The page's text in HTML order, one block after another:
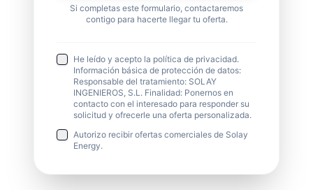
Si completas este formulario, contactaremos
contigo para hacerte llegar tu oferta.
He leído y acepto la política de privacidad.
Información básica de protección de datos:
Responsable del tratamiento: SOLAY
INGENIEROS, S.L. Finalidad: Ponernos en
contacto con el interesado para responder su
solicitud y ofrecerle una oferta personalizada.
Autorizo recibir ofertas comerciales de Solay
Energy.